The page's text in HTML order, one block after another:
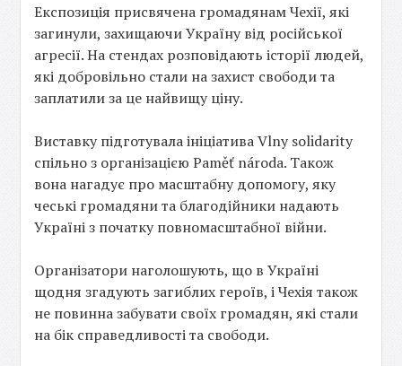
Експозиція присвячена громадянам Чехії, які
загинули, захищаючи Україну від російської
агресії. На стендах розповідають історії людей,
які добровільно стали на захист свободи та
заплатили за це найвищу ціну.
Виставку підготувала ініціатива Vlny solidarity
спільно з організацією Paměť národa. Також
вона нагадує про масштабну допомогу, яку
чеські громадяни та благодійники надають
Україні з початку повномасштабної війни.
Організатори наголошують, що в Україні
щодня згадують загиблих героїв, і Чехія також
не повинна забувати своїх громадян, які стали
на бік справедливості та свободи.